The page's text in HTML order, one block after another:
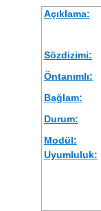
Açıklama:
Sözdizimi:
Öntanımlı:
Bağlam:
Durum:
Modül:
Uyumluluk: